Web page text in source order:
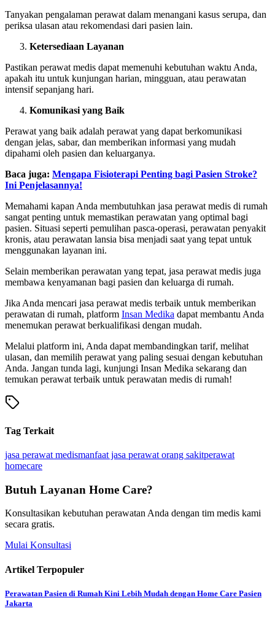
Tanyakan pengalaman perawat dalam menangani kasus serupa, dan
periksa ulasan atau rekomendasi dari pasien lain.
Ketersediaan Layanan
Pastikan perawat medis dapat memenuhi kebutuhan waktu Anda,
apakah itu untuk kunjungan harian, mingguan, atau perawatan
intensif sepanjang hari.
Komunikasi yang Baik
Perawat yang baik adalah perawat yang dapat berkomunikasi
dengan jelas, sabar, dan memberikan informasi yang mudah
dipahami oleh pasien dan keluarganya.
Baca juga: Mengapa Fisioterapi Penting bagi Pasien Stroke?
Ini Penjelasannya!
Memahami kapan Anda membutuhkan jasa perawat medis di rumah
sangat penting untuk memastikan perawatan yang optimal bagi
pasien. Situasi seperti pemulihan pasca-operasi, perawatan penyakit
kronis, atau perawatan lansia bisa menjadi saat yang tepat untuk
menggunakan layanan ini.
Selain memberikan perawatan yang tepat, jasa perawat medis juga
membawa kenyamanan bagi pasien dan keluarga di rumah.
Jika Anda mencari jasa perawat medis terbaik untuk memberikan
perawatan di rumah, platform Insan Medika dapat membantu Anda
menemukan perawat berkualifikasi dengan mudah.
Melalui platform ini, Anda dapat membandingkan tarif, melihat
ulasan, dan memilih perawat yang paling sesuai dengan kebutuhan
Anda. Jangan tunda lagi, kunjungi Insan Medika sekarang dan
temukan perawat terbaik untuk perawatan medis di rumah!
Tag Terkait
jasa perawat medismanfaat jasa perawat orang sakitperawat
homecare
Butuh Layanan Home Care?
Konsultasikan kebutuhan perawatan Anda dengan tim medis kami
secara gratis.
Mulai Konsultasi
Artikel Terpopuler
Perawatan Pasien di Rumah Kini Lebih Mudah dengan Home Care Pasien
Jakarta